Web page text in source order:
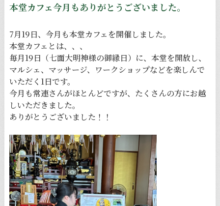
本堂カフェ今月もありがとうございました。
7月19日、今月も本堂カフェを開催しました。
本堂カフェとは、、、
毎月19日（七面大明神様の御縁日）に、本堂を開放し、
マルシェ、マッサージ、ワークショップなどを楽しんで
いただく1日です。
今月も常連さんがほとんどですが、たくさんの方にお越
しいただきました。
ありがとうございました！！